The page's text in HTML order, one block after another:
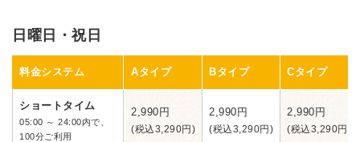
日曜日・祝日
料金システム Aタイプ Bタイプ Cタイプ
ショートタイム
05:00 ～ 24:00内で、
100分ご利用
2,990円
(税込3,290円)
2,990円
(税込3,290円)
2,990円
(税込3,290円)